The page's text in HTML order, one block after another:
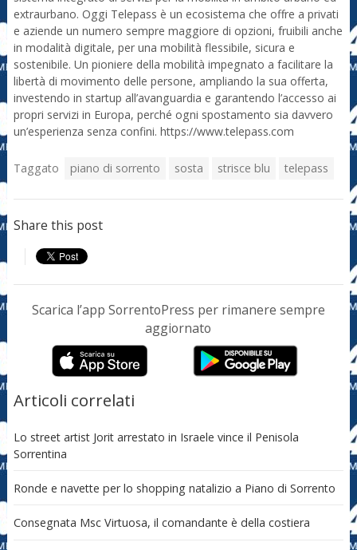
extraurbano. Oggi Telepass è un ecosistema che offre a privati
e aziende un numero sempre maggiore di opzioni, fruibili anche
in modalità digitale, per una mobilità flessibile, sicura e
sostenibile. Un pioniere della mobilità impegnato a facilitare la
libertà di movimento delle persone, ampliando la sua offerta,
investendo in startup all’avanguardia e garantendo l’accesso ai
propri servizi in Europa, perché ogni spostamento sia davvero
un’esperienza senza confini. https://www.telepass.com
Taggato piano di sorrento sosta strisce blu telepass
Share this post
Scarica l’app SorrentoPress per rimanere sempre
aggiornato
Articoli correlati
Lo street artist Jorit arrestato in Israele vince il Penisola
Sorrentina
Ronde e navette per lo shopping natalizio a Piano di Sorrento
Consegnata Msc Virtuosa, il comandante è della costiera